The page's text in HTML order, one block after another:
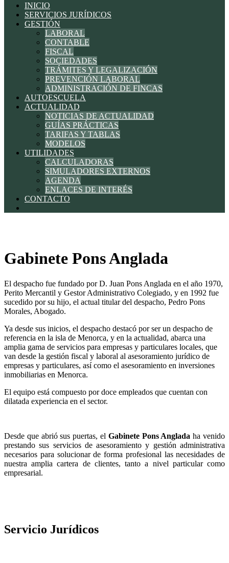
INICIO
SERVICIOS JURÍDICOS
GESTIÓN
LABORAL
CONTABLE
FISCAL
SOCIEDADES
TRÁMITES Y LEGALIZACIÓN
PREVENCIÓN LABORAL
ADMINISTRACIÓN DE FINCAS
AUTOESCUELA
ACTUALIDAD
NOTICIAS DE ACTUALIDAD
GUÍAS PRÁCTICAS
TARIFAS Y TABLAS
MODELOS
UTILIDADES
CALCULADORAS
SIMULADORES EXTERNOS
AGENDA
ENLACES DE INTERÉS
CONTACTO
Gabinete Pons Anglada
El despacho fue fundado por D. Juan Pons Anglada en el año 1970,
Perito Mercantil y Gestor Administrativo Colegiado, y en 1992 fue
sucedido por su hijo, el actual titular del despacho, Pedro Pons
Morales, Abogado.
Ya desde sus inicios, el despacho destacó por ser un despacho de
referencia en la isla de Menorca, y en la actualidad, abarca una
amplia gama de servicios para empresas y particulares locales, que
van desde la gestión fiscal y laboral al asesoramiento jurídico de
empresas y particulares, así como el asesoramiento en inversiones
inmobiliarias en Menorca.
El equipo está compuesto por doce empleados que cuentan con
dilatada experiencia en el sector.
Desde que abrió sus puertas, el Gabinete Pons Anglada ha venido
prestando sus servicios de asesoramiento y gestión administrativa
necesarios para solucionar de forma profesional las necesidades de
nuestra amplia cartera de clientes, tanto a nivel particular como
empresarial.
Servicio Jurídicos